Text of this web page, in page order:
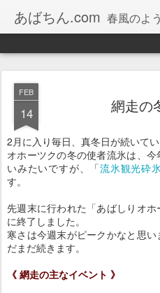
あばちん.com 春風のように賃
FEB
14 網走の
2月に入り毎日、真冬日が続いてい
オホーツクの冬の使者流氷は、
いみたいですが、「流氷観光砕
す。
先週末に行われた「あばしりオ
に終了しました。
寒さは今週末がピークかなと思
だまだ続きます。
《 網走の主なイベント 》